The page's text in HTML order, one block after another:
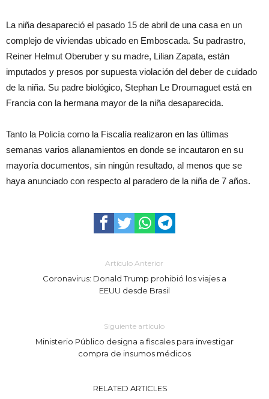
La niña desapareció el pasado 15 de abril de una casa en un
complejo de viviendas ubicado en Emboscada. Su padrastro,
Reiner Helmut Oberuber y su madre, Lilian Zapata, están
imputados y presos por supuesta violación del deber de cuidado
de la niña. Su padre biológico, Stephan Le Droumaguet está en
Francia con la hermana mayor de la niña desaparecida.
Tanto la Policía como la Fiscalía realizaron en las últimas
semanas varios allanamientos en donde se incautaron en su
mayoría documentos, sin ningún resultado, al menos que se
haya anunciado con respecto al paradero de la niña de 7 años.
Artículo Anterior
Coronavirus: Donald Trump prohibió los viajes a
EEUU desde Brasil
Siguiente artículo
Ministerio Público designa a fiscales para investigar
compra de insumos médicos
RELATED ARTICLES